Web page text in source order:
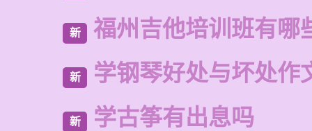
新 福州吉他培训班有哪
新 学钢琴好处与坏处作
新 学古筝有出息吗